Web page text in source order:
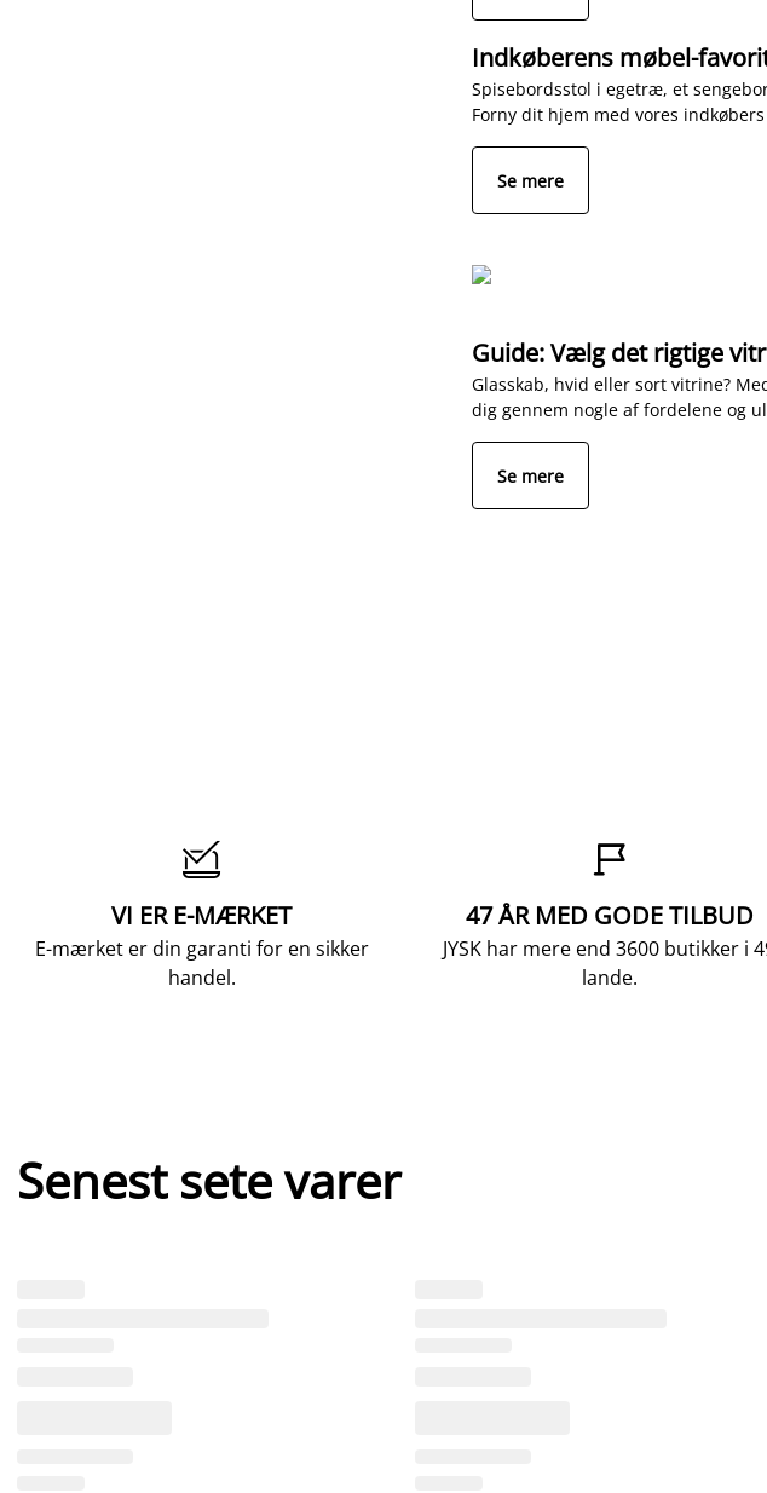
Indkøberens møbel-
Spisebordsstol i egetræ, et
Forny dit hjem med vores
Se mere
Guide: Vælg det rigtige
Glasskab, hvid eller sort vitrine?
dig gennem nogle af fordelene og
Se mere

VI ER E-MÆRKET
E-mærket er din garanti for en sikker
handel.

47 ÅR MED GODE TILBUD
JYSK har mere end 3600 butikker i
lande.
Senest sete varer